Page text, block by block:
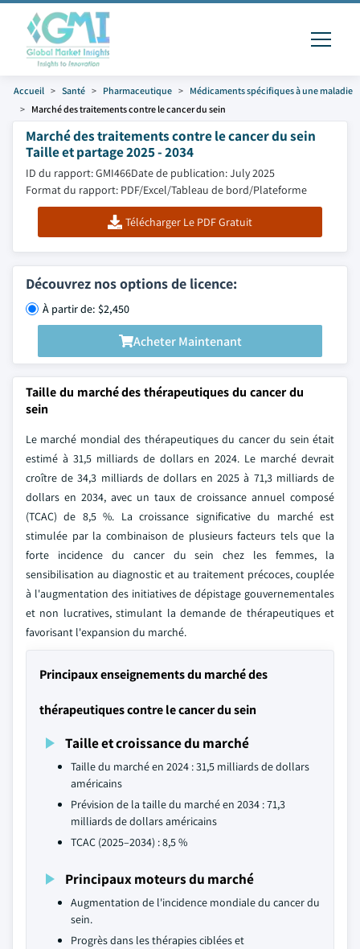
Accueil Santé Pharmaceutique
Médicaments spécifiques à une maladie
Marché des traitements contre le cancer du sein
Marché des traitements contre le cancer du sein
Taille et partage 2025 - 2034
ID du rapport: GMI466Date de publication: July 2025
Format du rapport: PDF/Excel/Tableau de bord/Plateforme
Télécharger Le PDF Gratuit
Découvrez nos options de licence:
À partir de: $2,450
Acheter Maintenant
Taille du marché des thérapeutiques du cancer du
sein
Le marché mondial des thérapeutiques du cancer du sein était
estimé à 31,5 milliards de dollars en 2024. Le marché devrait
croître de 34,3 milliards de dollars en 2025 à 71,3 milliards de
dollars en 2034, avec un taux de croissance annuel composé
(TCAC) de 8,5 %. La croissance significative du marché est
stimulée par la combinaison de plusieurs facteurs tels que la
forte incidence du cancer du sein chez les femmes, la
sensibilisation au diagnostic et au traitement précoces, couplée
à l'augmentation des initiatives de dépistage gouvernementales
et non lucratives, stimulant la demande de thérapeutiques et
favorisant l'expansion du marché.
Principaux enseignements du marché des
thérapeutiques contre le cancer du sein
Taille et croissance du marché
Taille du marché en 2024 : 31,5 milliards de dollars
américains
Prévision de la taille du marché en 2034 : 71,3
milliards de dollars américains
TCAC (2025–2034) : 8,5 %
Principaux moteurs du marché
Augmentation de l'incidence mondiale du cancer du
sein.
Progrès dans les thérapies ciblées et